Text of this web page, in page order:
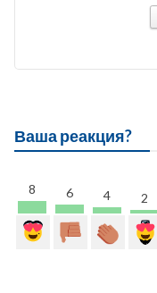
Ваша реакция?
8 6 4 2